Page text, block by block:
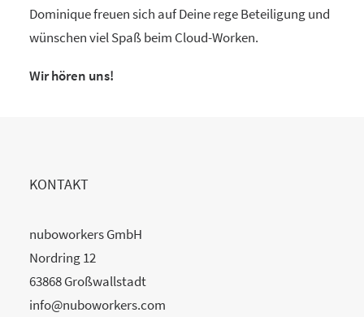
Dominique freuen sich auf Deine rege Beteiligung und
wünschen viel Spaß beim Cloud-Worken.
Wir hören uns!
KONTAKT
nuboworkers GmbH
Nordring 12
63868 Großwallstadt
info@nuboworkers.com